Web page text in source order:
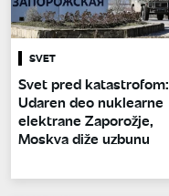
SVET
Svet pred katastrofom:
Udaren deo nuklearne
elektrane Zaporožje,
Moskva diže uzbunu